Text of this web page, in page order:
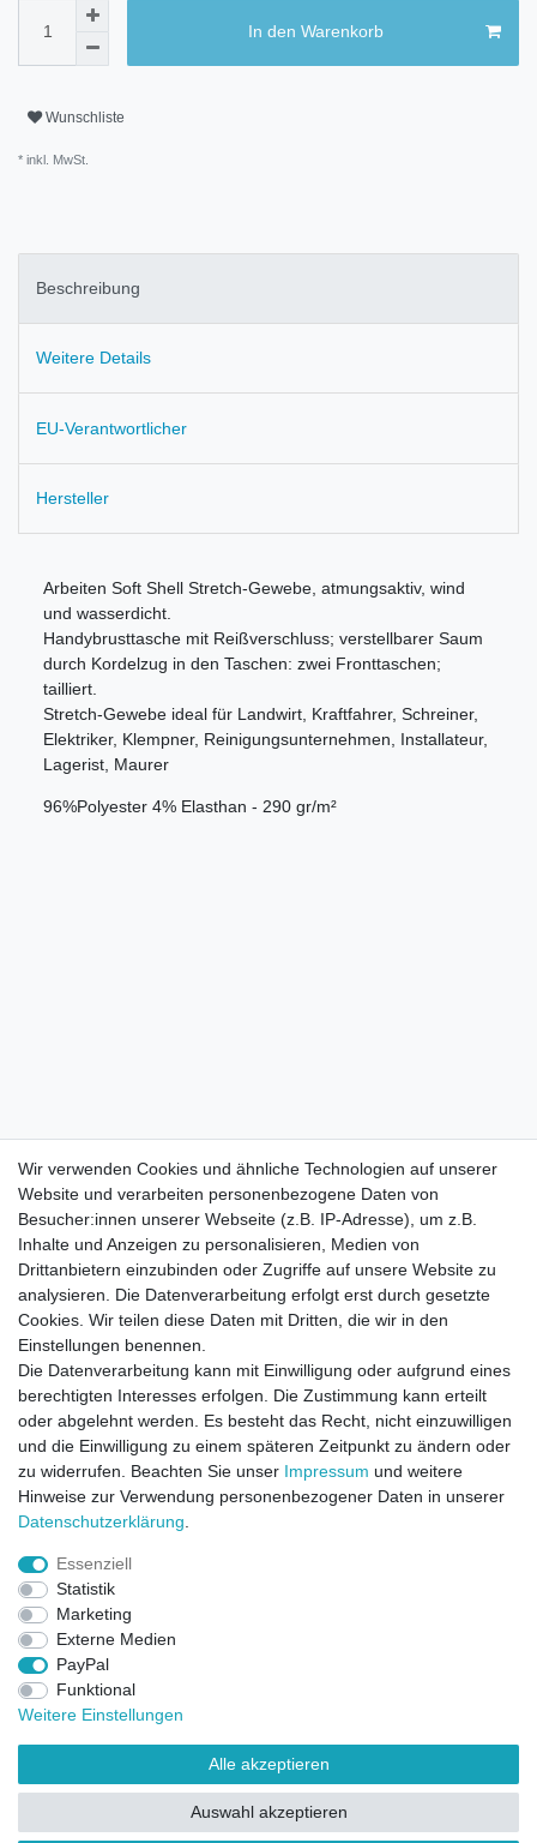
In den Warenkorb
Wunschliste
* inkl. MwSt.
Beschreibung
Weitere Details
EU-Verantwortlicher
Hersteller
Arbeiten Soft Shell Stretch-Gewebe, atmungsaktiv, wind
und wasserdicht.
Handybrusttasche mit Reißverschluss; verstellbarer Saum
durch Kordelzug in den Taschen: zwei Fronttaschen;
tailliert.
Stretch-Gewebe ideal für Landwirt, Kraftfahrer, Schreiner,
Elektriker, Klempner, Reinigungsunternehmen, Installateur,
Lagerist, Maurer
96%Polyester 4% Elasthan - 290 gr/m²
Direktkontakt per Telefon unter 04331 / 4928-910
Widerrufsrecht Widerrufsformular
Impressum
Datenschutzerklärung
AGB Kontakt
Wir verwenden Cookies und ähnliche Technologien auf unserer
Website und verarbeiten personenbezogene Daten von
Besucher:innen unserer Webseite (z.B. IP-Adresse), um z.B.
Inhalte und Anzeigen zu personalisieren, Medien von
Drittanbietern einzubinden oder Zugriffe auf unsere Website zu
analysieren. Die Datenverarbeitung erfolgt erst durch gesetzte
Cookies. Wir teilen diese Daten mit Dritten, die wir in den
Einstellungen benennen.
Die Datenverarbeitung kann mit Einwilligung oder aufgrund eines
berechtigten Interesses erfolgen. Die Zustimmung kann erteilt
oder abgelehnt werden. Es besteht das Recht, nicht einzuwilligen
und die Einwilligung zu einem späteren Zeitpunkt zu ändern oder
zu widerrufen. Beachten Sie unser Impressum und weitere
Hinweise zur Verwendung personenbezogener Daten in unserer
Daten­schutz­erklärung
Essenziell
Statistik
Marketing
Externe Medien
PayPal
Funktional
Weitere Einstellungen
Alle akzeptieren
Auswahl akzeptieren